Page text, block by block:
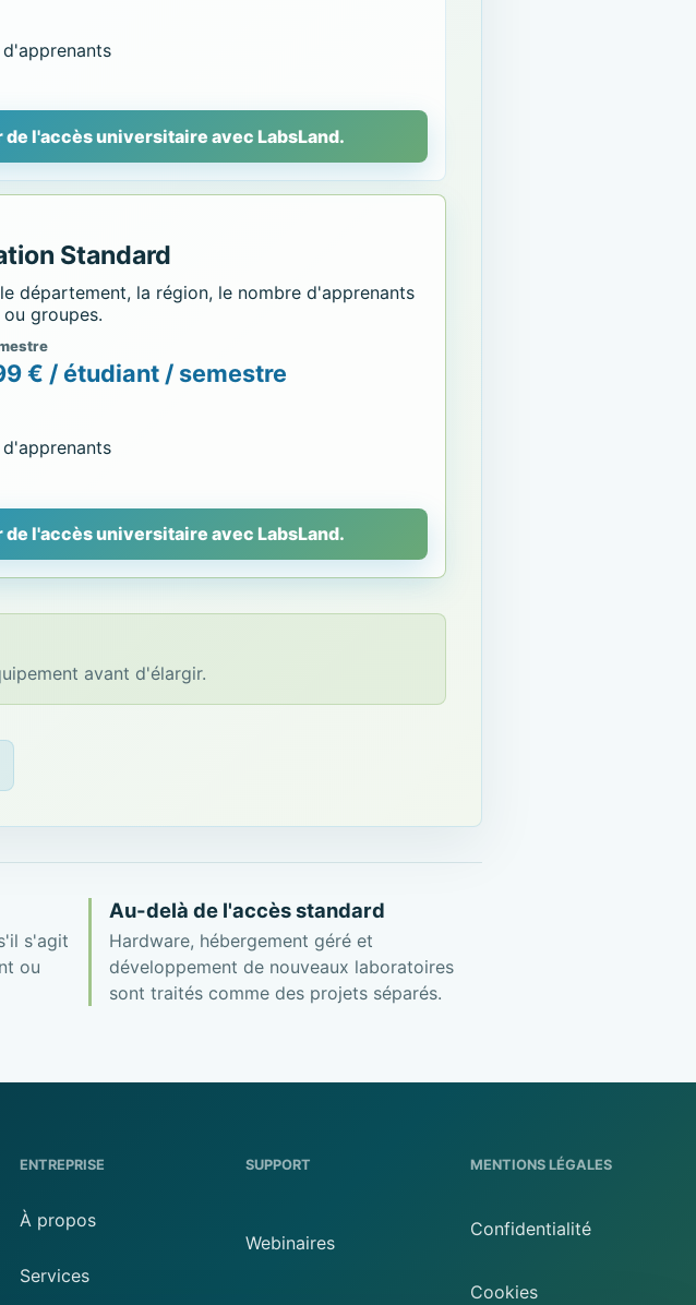
l'accès universitaire avec LabsLand.
Standard
département, la région, le nombre d'apprenants
groupes.
€ / étudiant / semestre
l'accès universitaire avec LabsLand.
avant d'élargir.
s'agit
ou
Au-delà de l'accès standard
Hardware, hébergement géré et
développement de nouveaux laboratoires
sont traités comme des projets séparés.
ENTREPRISE
À propos
Services
SUPPORT
Webinaires
MENTIONS LÉGALES
Confidentialité
Cookies